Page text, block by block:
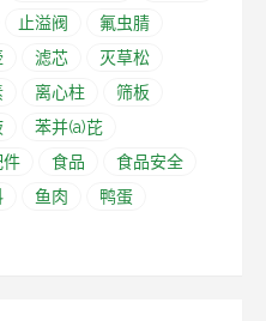
止溢阀
氟虫腈
滤芯
灭草松
离心柱
筛板
苯并(a)芘
件 食品
食品安全
鱼肉
鸭蛋